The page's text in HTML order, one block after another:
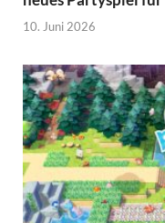
10. Juni 2026